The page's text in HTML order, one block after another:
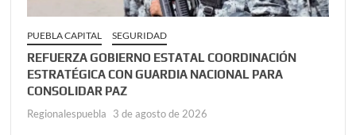
PUEBLA CAPITAL SEGURIDAD
REFUERZA GOBIERNO ESTATAL COORDINACIÓN
ESTRATÉGICA CON GUARDIA NACIONAL PARA
CONSOLIDAR PAZ
Regionalespuebla 3 de agosto de 2026